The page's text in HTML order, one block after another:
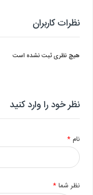
نظرات کاربران
هیچ نظری ثبت نشده است
نظر خود را وارد کنید
نام*
نظر شما*